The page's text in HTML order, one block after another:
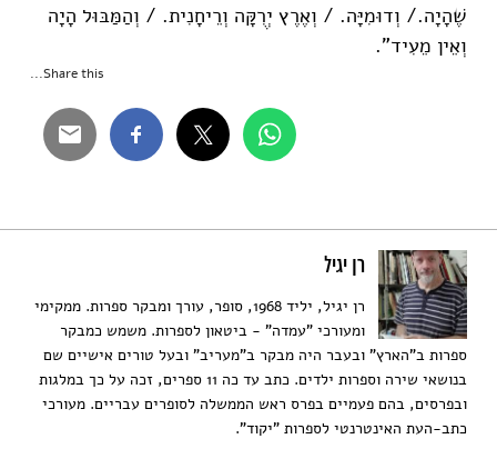
שֶׁהָיָה./ וְדוּמִיָּה. / וְאֶרֶץ יְרֻקָּה וְרֵיחָנִית. / וְהַמַּבּוּל הָיָה
וְאֵין מֵעִיד".
Share this...
רן יגיל
רן יגיל, יליד 1968, סופר, עורך ומבקר ספרות. ממקימי
ומעורכי "עמדה" - ביטאון לספרות. משמש כמבקר
ספרות ב"הארץ" ובעבר היה מבקר ב"מעריב" ובעל טורים אישיים שם
בנושאי שירה וספרות ילדים. כתב עד כה 11 ספרים, זכה על כך במלגות
ובפרסים, בהם פעמיים בפרס ראש הממשלה לסופרים עבריים. מעורכי
כתב-העת האינטרנטי לספרות "יקוד".